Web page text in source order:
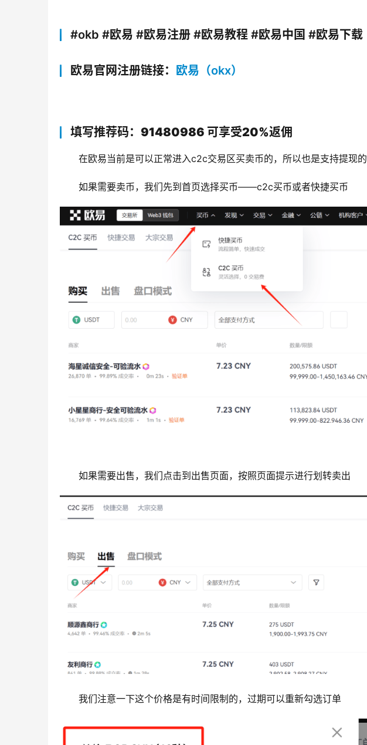
#okb #欧易 #欧易注册 #欧易教程 #欧易中国 #欧易下载
欧易官网注册链接： 欧易（okx）
填写推荐码：91480986 可享受20%返佣
在欧易当前是可以正常进入c2c交易区买卖币的，所以也是支持提现的
如果需要卖币，我们先到首页选择买币——c2c买币或者快捷买币
如果需要出售，我们点击到出售页面，按照页面提示进行划转卖出
我们注意一下这个价格是有时间限制的，过期可以重新勾选订单